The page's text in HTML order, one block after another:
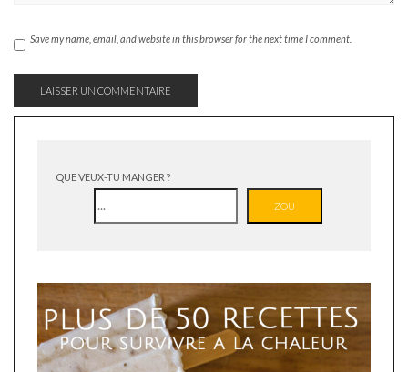
Save my name, email, and website in this browser for the next time I comment.
QUE VEUX-TU MANGER ?
ZOU